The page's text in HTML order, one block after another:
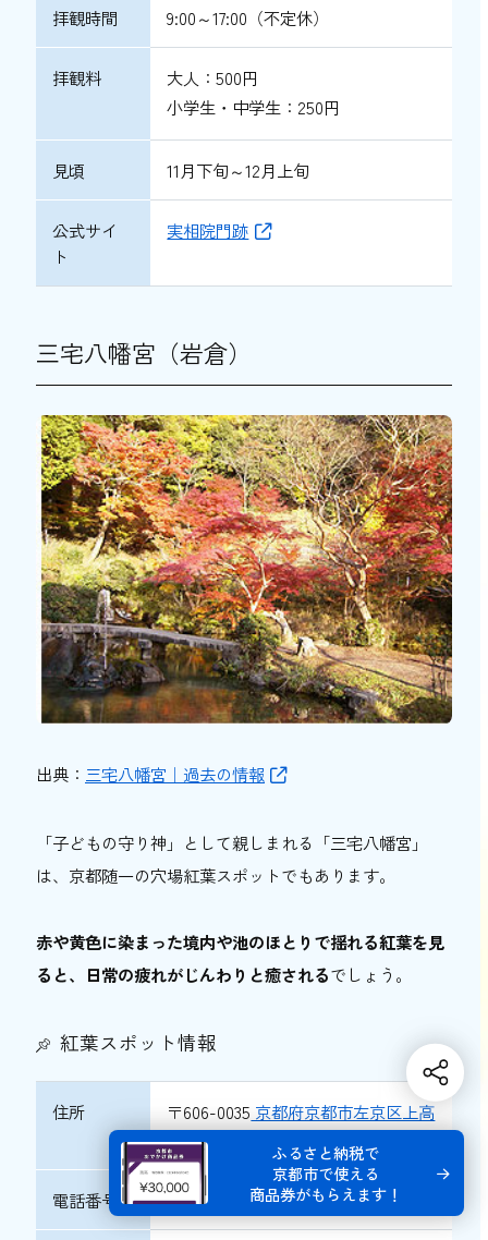
拝観時間 9:00～17:00（不定休）
拝観料
大人：500円
小学生・中学生：250円
見頃 11月下旬～12月上旬
公式サイ
ト
実相院門跡
三宅八幡宮（岩倉）
出典： 三宅八幡宮｜過去の情報
「子どもの守り神」として親しまれる「三宅八幡宮」
は、京都随一の穴場紅葉スポットでもあります。
赤や黄色に染まった境内や池のほとりで揺れる紅葉を見
ると、日常の疲れがじんわりと癒されるでしょう。
紅葉スポット情報
住所 〒606-0035 京都府京都市左京区上高
野三宅町22
電話番号 075-781-5003
ふるさと納税で
京都市で使える
商品券がもらえます！